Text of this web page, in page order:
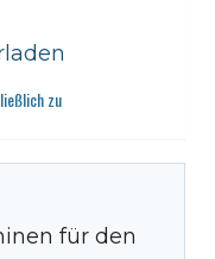
zu
für den